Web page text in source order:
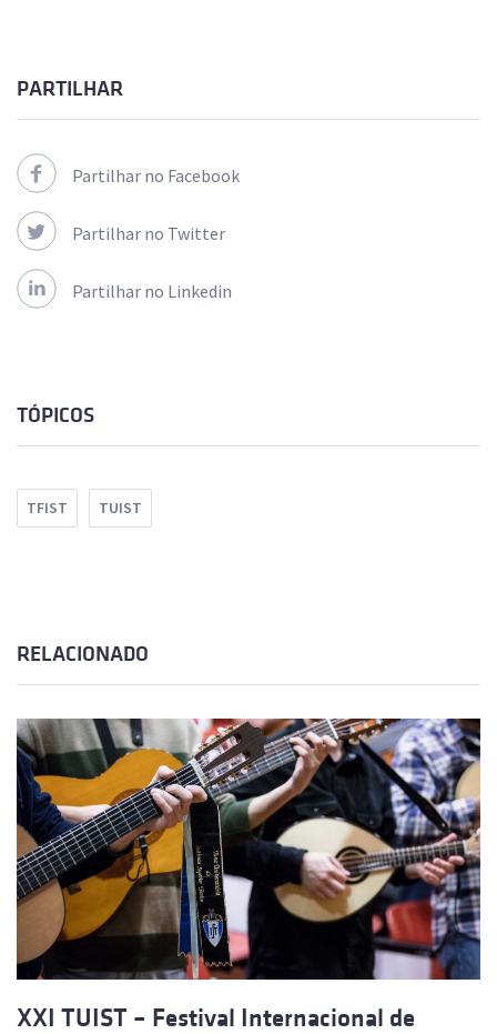
PARTILHAR
Partilhar no Facebook
Partilhar no Twitter
Partilhar no Linkedin
TÓPICOS
TFIST TUIST
RELACIONADO
XXI TUIST – Festival Internacional de